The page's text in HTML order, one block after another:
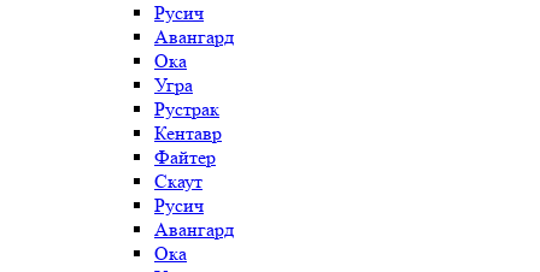
Русич
Авангард
Ока
Угра
Рустрак
Кентавр
Файтер
Скаут
Русич
Авангард
Ока